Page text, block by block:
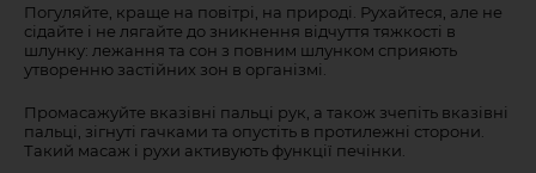
Погуляйте, краще на повітрі, на природі. Рухайтеся, але не
сідайте і не лягайте до зникнення відчуття тяжкості в
шлунку: лежання та сон з повним шлунком сприяють
утворенню застійних зон в організмі.
Промасажуйте вказівні пальці рук, а також зчепіть вказівні
пальці, зігнуті гачками та опустіть в протилежні сторони.
Такий масаж і рухи активують функції печінки.